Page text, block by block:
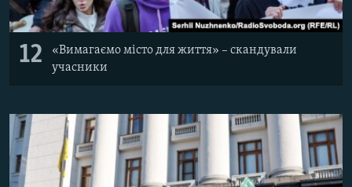
12
«Вимагаємо місто для життя» – скандували
учасники